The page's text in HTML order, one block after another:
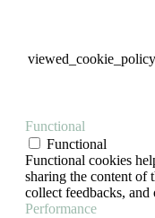
viewed_cookie_policy
Functional
Functional
Functional cookies
sharing the content of
collect feedbacks,
Performance